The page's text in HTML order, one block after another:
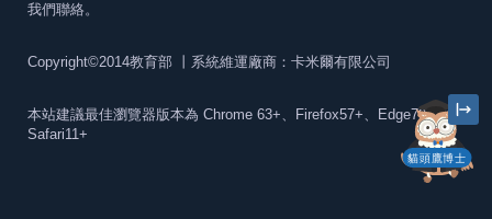
貓頭鷹博士
我們聯絡。
Copyright©2014教育部 丨系統維運廠商：卡米爾有限公司
本站建議最佳瀏覽器版本為 Chrome 63+、Firefox57+、Edge79+及
Safari11+